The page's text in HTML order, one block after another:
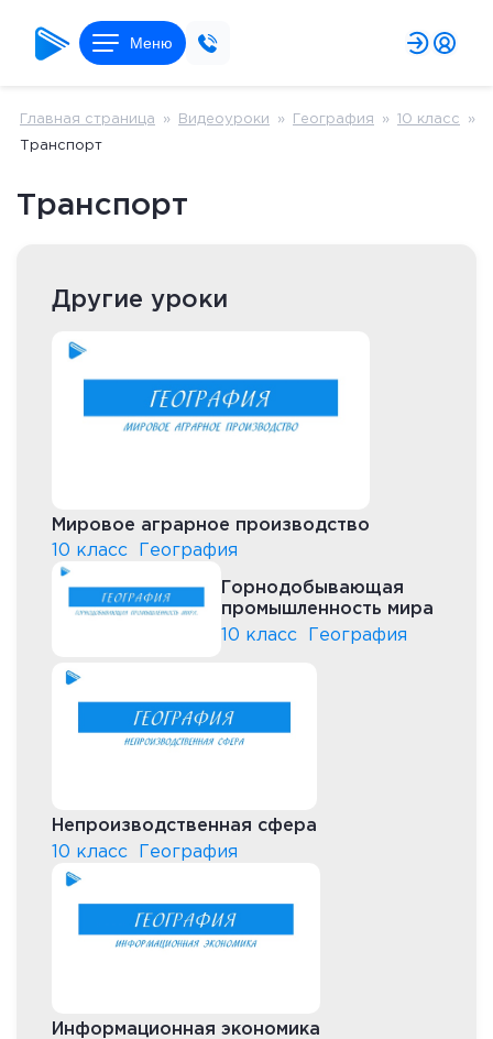
Меню
Главная страница » Видеоуроки » География » 10 класс »
Транспорт
Транспорт
Другие уроки
Мировое аграрное производство
10 класс
География
Горнодобывающая
промышленность мира
10 класс
География
Непроизводственная сфера
10 класс
География
Информационная экономика